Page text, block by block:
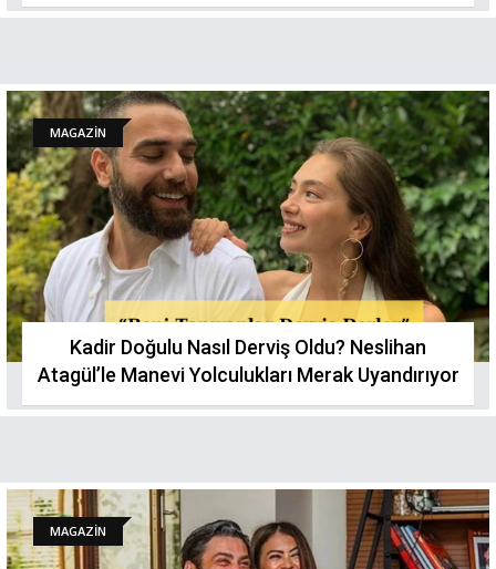
MAGAZİN
Kadir Doğulu Nasıl Derviş Oldu? Neslihan
Atagül’le Manevi Yolculukları Merak Uyandırıyor
MAGAZİN